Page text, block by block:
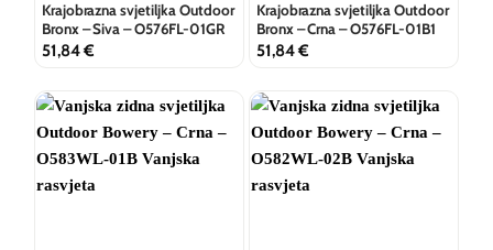
Krajobrazna svjetiljka Outdoor
Bronx – Siva – O576FL-01GR
51,84€
Krajobrazna svjetiljka Outdoor
Bronx – Crna – O576FL-01B1
51,84€